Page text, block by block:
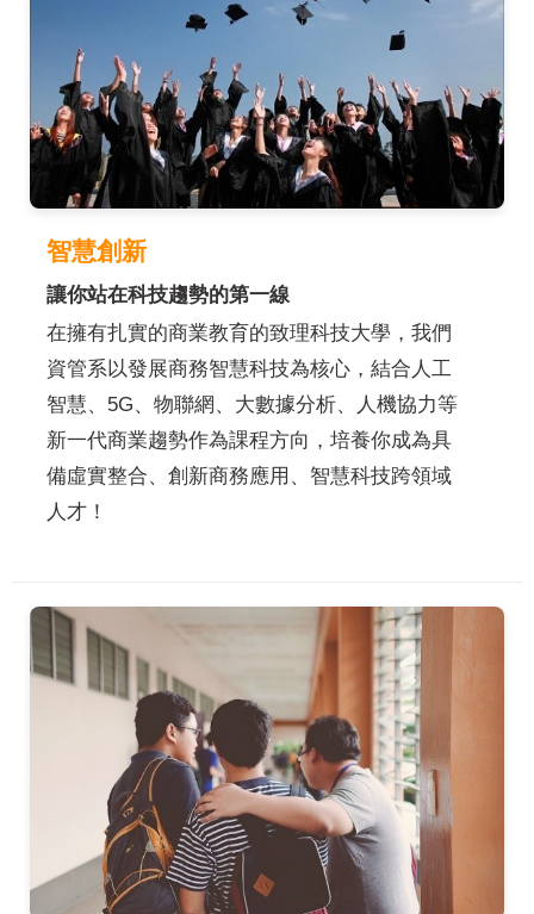
智慧創新
讓你站在科技趨勢的第一線
在擁有扎實的商業教育的致理科技大學，我們
資管系以發展商務智慧科技為核心，結合人工
智慧、5G、物聯網、大數據分析、人機協力等
新一代商業趨勢作為課程方向，培養你成為具
備虛實整合、創新商務應用、智慧科技跨領域
人才！